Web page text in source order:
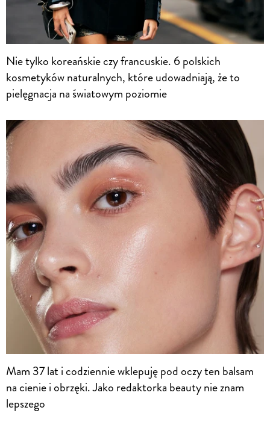
Nie tylko koreańskie czy francuskie. 6 polskich
kosmetyków naturalnych, które udowadniają, że to
pielęgnacja na światowym poziomie
Mam 37 lat i codziennie wklepuję pod oczy ten balsam
na cienie i obrzęki. Jako redaktorka beauty nie znam
lepszego